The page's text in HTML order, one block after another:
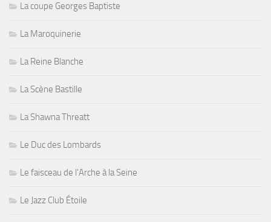
La coupe Georges Baptiste
La Maroquinerie
La Reine Blanche
La Scène Bastille
La Shawna Threatt
Le Duc des Lombards
Le faisceau de l'Arche à la Seine
Le Jazz Club Étoile